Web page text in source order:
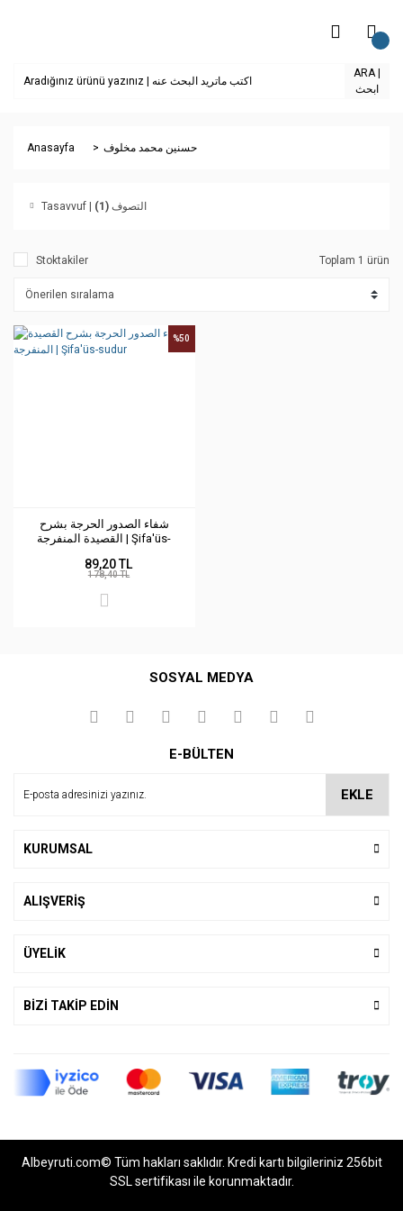
ARA |
ابحث
Anasayfa حسنين محمد مخلوف
Tasavvuf | التصوف(1)
Stoktakiler Toplam 1 ürün
شفاء الصدور الحرجة بشرح
القصيدة المنفرجة | Şifa'üs-
%50
89,20 TL
178,40 TL
SOSYAL MEDYA
E-BÜLTEN
EKLE
KURUMSAL
ALIŞVERİŞ
ÜYELİK
BİZİ TAKİP EDİN
Albeyruti.com© Tüm hakları saklıdır. Kredi kartı bilgileriniz 256bit
SSL sertifikası ile korunmaktadır.